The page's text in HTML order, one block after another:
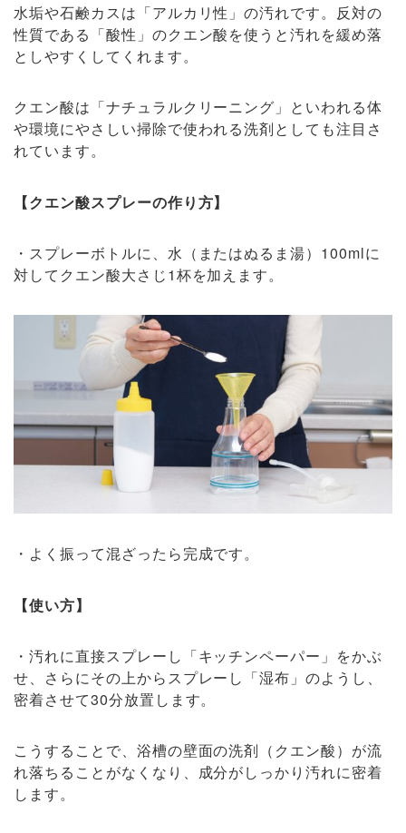
水垢や石鹸カスは「アルカリ性」の汚れです。反対の
性質である「酸性」のクエン酸を使うと汚れを緩め落
としやすくしてくれます。
クエン酸は「ナチュラルクリーニング」といわれる体
や環境にやさしい掃除で使われる洗剤としても注目さ
れています。
【クエン酸スプレーの作り方】
・スプレーボトルに、水（またはぬるま湯）100mlに
対してクエン酸大さじ1杯を加えます。
・よく振って混ざったら完成です。
【使い方】
・汚れに直接スプレーし「キッチンペーパー」をかぶ
せ、さらにその上からスプレーし「湿布」のようし、
密着させて30分放置します。
こうすることで、浴槽の壁面の洗剤（クエン酸）が流
れ落ちることがなくなり、成分がしっかり汚れに密着
します。